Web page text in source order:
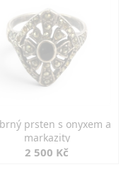
prsten s onyxem a
markazity
2 500 Kč